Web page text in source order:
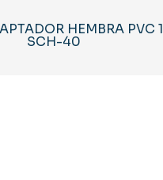
HEMBRA PVC
SCH-40